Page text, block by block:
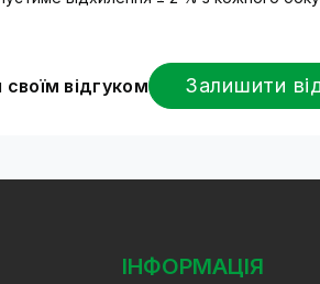
відгуком
Залишити
ІНФОРМАЦІЯ